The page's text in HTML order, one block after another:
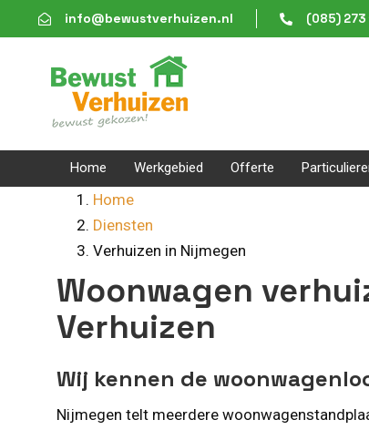
links
to
content
info@bewustverhuizen.nl (085) 273
Home Werkgebied Offerte
Home
Diensten
Verhuizen in Nijmegen
Woonwagen
Verhuizen
Wij kennen de
Nijmegen telt meerdere